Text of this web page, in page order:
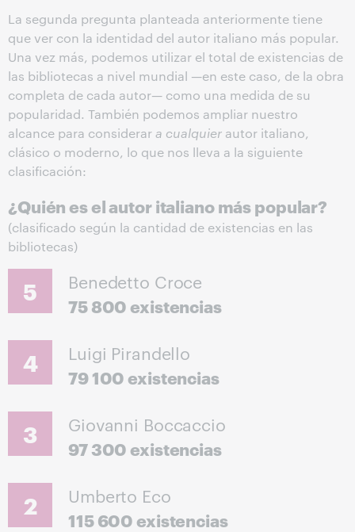
La segunda pregunta planteada anteriormente tiene
que ver con la identidad del autor italiano más popular.
Una vez más, podemos utilizar el total de existencias de
las bibliotecas a nivel mundial —en este caso, de la obra
completa de cada autor— como una medida de su
popularidad. También podemos ampliar nuestro
alcance para considerara cualquier autor italiano,
clásico o moderno, lo que nos lleva a la siguiente
clasificación:
¿Quién es el autor italiano más popular?
(clasificado según la cantidad de existencias en las
bibliotecas)
5
Benedetto Croce
75 800 existencias
4
Luigi Pirandello
79 100 existencias
3
Giovanni Boccaccio
97 300 existencias
2
Umberto Eco
115 600 existencias